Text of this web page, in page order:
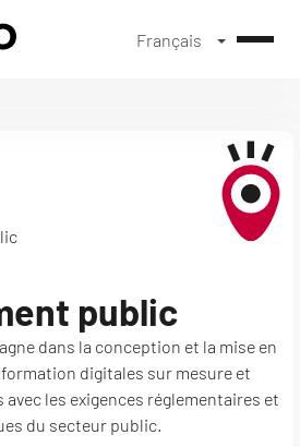
Français
public
dans la conception et la mise en
digitales sur mesure et
les exigences réglementaires et
du secteur public.